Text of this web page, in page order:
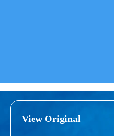
View Original